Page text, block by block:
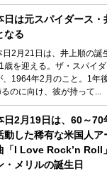
日は元スパイダース
なる
日2月21日は、井上順の誕
歳を迎える。ザ・スパイ
、1964年2月のこと。1年
のに向け、彼が持って...
日2月19日は、60～70
動した稀有な米国人
「I Love Rock’n Roll
・メリルの誕生日